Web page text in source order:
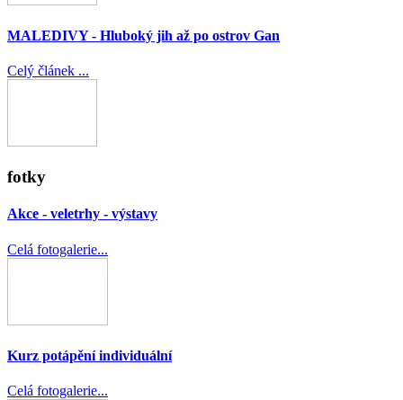
MALEDIVY - Hluboký jih až po ostrov Gan
Celý článek ...
fotky
Akce - veletrhy - výstavy
Celá fotogalerie...
Kurz potápění individuální
Celá fotogalerie...